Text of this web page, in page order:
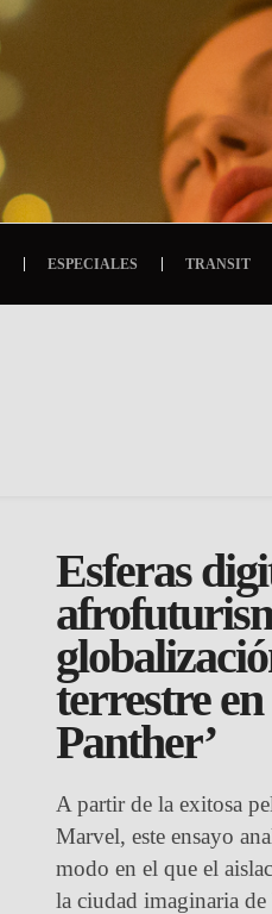
ESPECIALES TRANSIT
Esferas
terrestre
Panther’
A partir de la exitosa
Marvel, este ensayo
modo en el que el
la ciudad imaginaria de